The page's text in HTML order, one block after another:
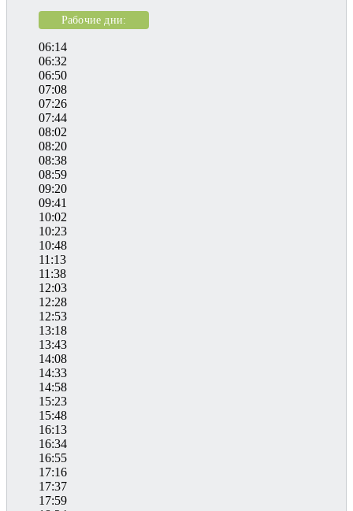
Рабочие дни:
06:14
06:32
06:50
07:08
07:26
07:44
08:02
08:20
08:38
08:59
09:20
09:41
10:02
10:23
10:48
11:13
11:38
12:03
12:28
12:53
13:18
13:43
14:08
14:33
14:58
15:23
15:48
16:13
16:34
16:55
17:16
17:37
17:59